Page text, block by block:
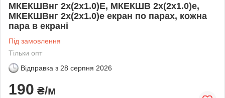
МКЕКШВнг 2х(2х1.0)Е, МКЕКШВ 2х(2х1.0)е,
МКЕКШВнг 2х(2х1.0)е екран по парах, кожна
пара в екрані
Під замовлення
Тільки опт
Відправка з 28 серпня 2026
190 ₴/м